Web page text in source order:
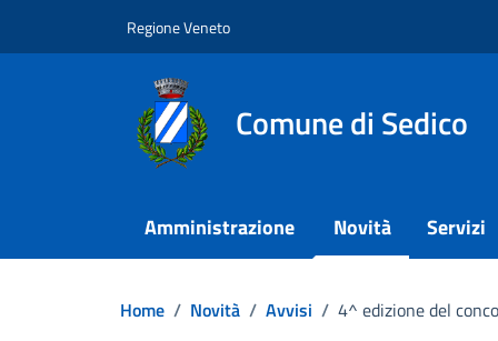
Regione Veneto
Comune di Sedico
Amministrazione Novità Servizi
Home / Novità / Avvisi / 4^ edizione del